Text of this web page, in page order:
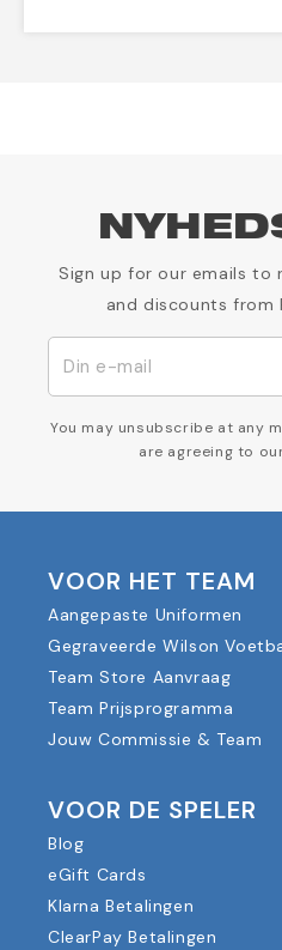
Sign up for our emails to
and discounts from
You may unsubscribe at any
are agreeing to
VOOR HET TEAM
Aangepaste Uniformen
Gegraveerde Wilson
Team Store Aanvraag
Team Prijsprogramma
Jouw Commissie & Team
VOOR DE SPELER
Blog
eGift Cards
Klarna Betalingen
ClearPay Betalingen